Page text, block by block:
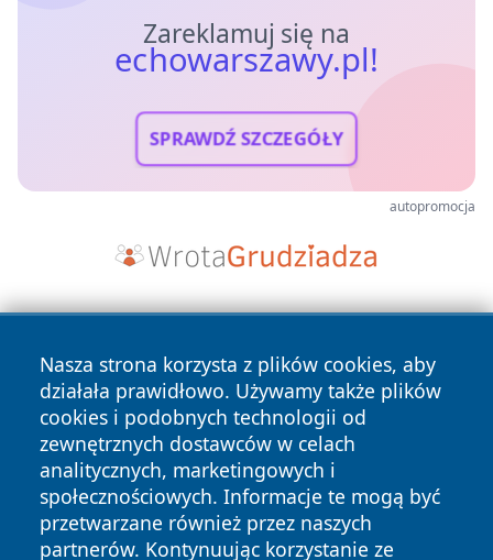
Zareklamuj się na
echowarszawy.pl!
SPRAWDŹ SZCZEGÓŁY
autopromocja
Nasza strona korzysta z plików cookies, aby
działała prawidłowo. Używamy także plików
cookies i podobnych technologii od
zewnętrznych dostawców w celach
analitycznych, marketingowych i
społecznościowych. Informacje te mogą być
przetwarzane również przez naszych
partnerów. Kontynuując korzystanie ze
Copyright © 2026 echowarszawy.pl Wszystkie prawa
zastrzeżone.
Polityka Polityka